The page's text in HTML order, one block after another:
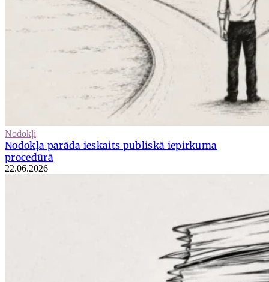
Nodokļi
Nodokļa parāda ieskaits publiskā iepirkuma
procedūrā
22.06.2026